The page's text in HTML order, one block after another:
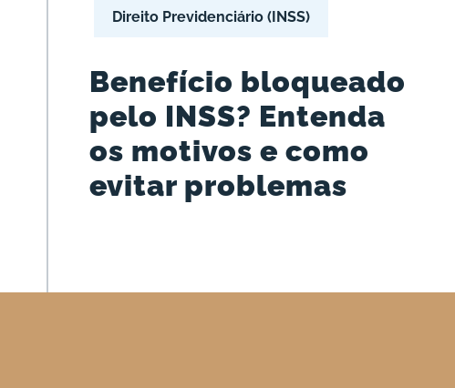
Direito Previdenciário (INSS)
Benefício bloqueado
pelo INSS? Entenda
os motivos e como
evitar problemas